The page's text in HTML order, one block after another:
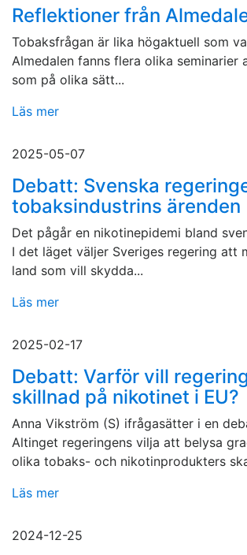
Reflektioner från
Tobaksfrågan är lika högaktuell som
Almedalen fanns flera olika seminarier
som på olika sätt...
Läs mer
2025-05-07
Debatt: Svenska
tobaksindustrins ärenden
Det pågår en nikotinepidemi bland
I det läget väljer Sveriges regering att
land som vill skydda...
Läs mer
2025-02-17
Debatt: Varför vill
skillnad på nikotinet i EU?
Anna Vikström (S) ifrågasätter i en
Altinget regeringens vilja att belysa
olika tobaks- och nikotinprodukters
Läs mer
2024-12-25